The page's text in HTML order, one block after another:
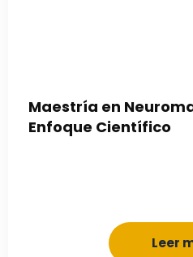
Maestría en
Enfoque Científico
Leer